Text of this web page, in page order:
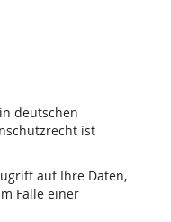
deutschen
ist
auf Ihre Daten,
Falle einer